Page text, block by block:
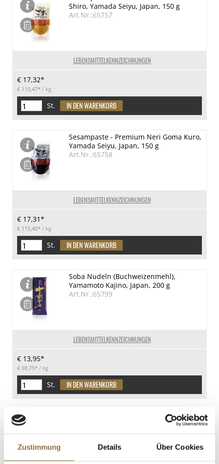
Zustimmung Details Über Cookies
LEBENSMITTELKENNZEICHNUNGEN
Shiro, Yamada Seiyu, Japan, 150 g
Art.Nr.:65757
€ 17,32*
€ 115,47* / kg
St.
LEBENSMITTELKENNZEICHNUNGEN
Sesampaste - Premium Neri Goma Kuro,
Yamada Seiyu, Japan, 150 g
Art.Nr.:65758
€ 17,31*
€ 115,40* / kg
St.
LEBENSMITTELKENNZEICHNUNGEN
Soba Nudeln (Buchweizenmehl),
Yamamoto Kajino, Japan, 200 g
Art.Nr.:65799
€ 13,95*
€ 69,75* / kg
St.
Dashi Fond Konzentrat, dunkel, mit
Katsobushi (Bonito), Jagisawa Japan, 360
ml
Art.Nr.:66045